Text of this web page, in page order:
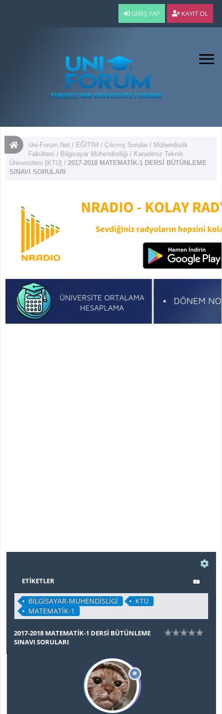
GIRIŞ YAP KAYIT OL
Uni-Forum.Net / EĞİTİM /Çıkmış Sorular / Mühendislik
Fakültesi / Bilgisayar Mühendisiliği / Karadeniz Teknik
Üniversitesi [KTU] /2017-2018 MATEMATİK-1 DERSİ BÜTÜNLEME
SINAVI SORULARI
ETIKETLER
BİLGİSAYAR-MUHENDİSLİGİ
KTÜ
MATEMATİK-1
2017-2018 MATEMATİK-1 DERSİ BÜTÜNLEME
SINAVI SORULARI